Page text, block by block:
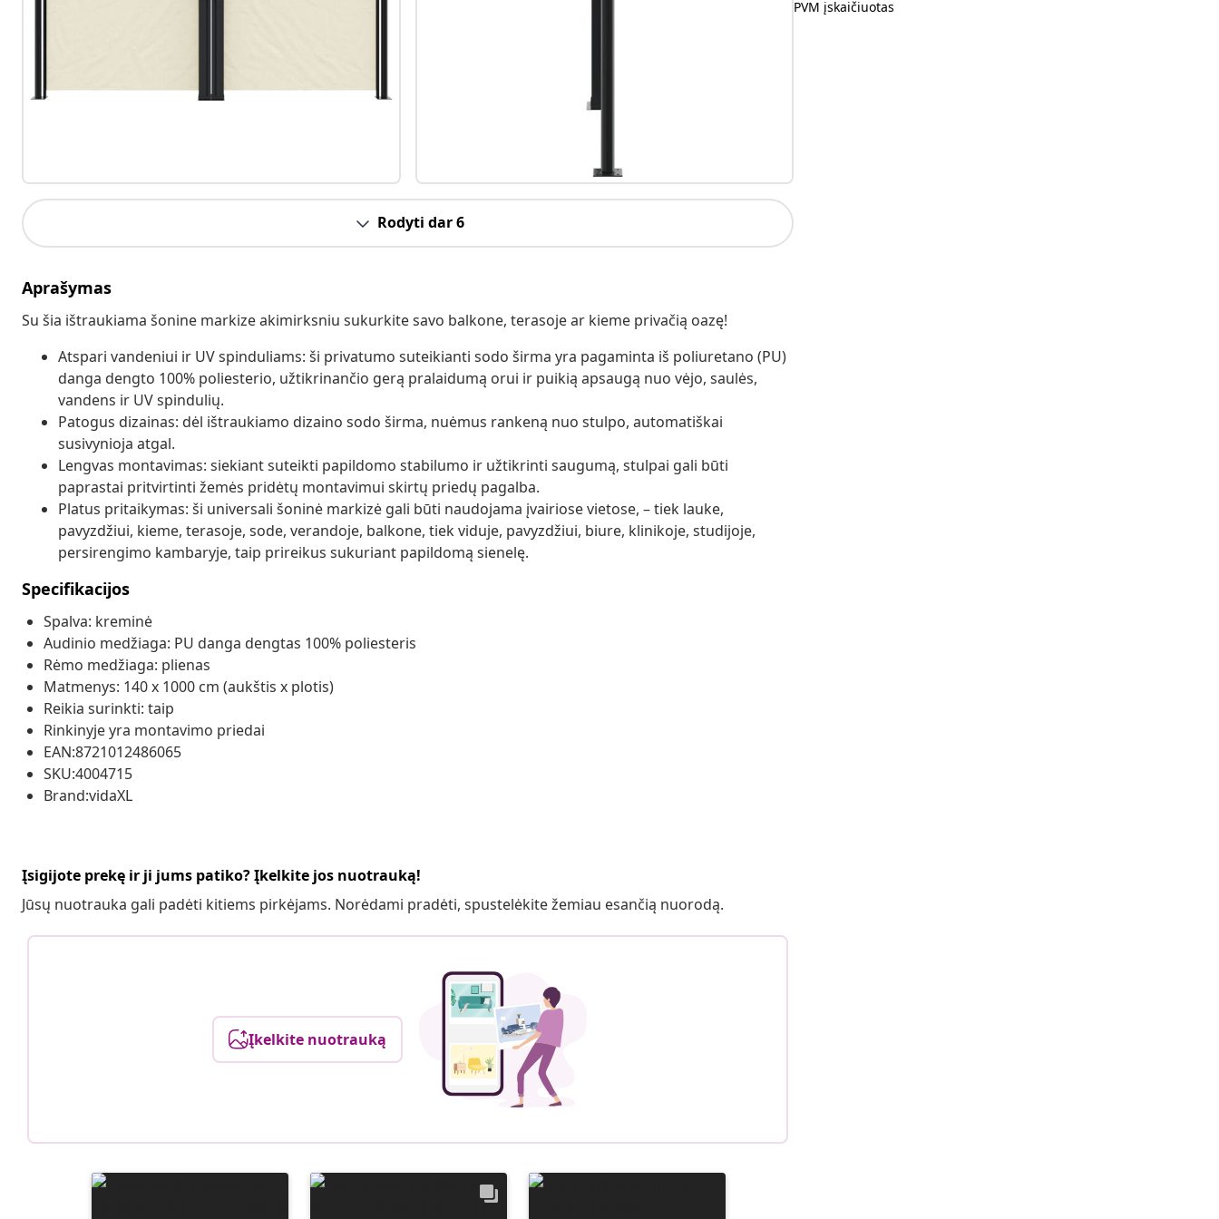
Rodyti dar 6
Aprašymas
Su šia ištraukiama šonine markize akimirksniu sukurkite savo balkone, terasoje ar kieme privačią oazę!
Atspari vandeniui ir UV spinduliams: ši privatumo suteikianti sodo širma yra pagaminta iš poliuretano (PU)
danga dengto 100% poliesterio, užtikrinančio gerą pralaidumą orui ir puikią apsaugą nuo vėjo, saulės,
vandens ir UV spindulių.
Patogus dizainas: dėl ištraukiamo dizaino sodo širma, nuėmus rankeną nuo stulpo, automatiškai
susivynioja atgal.
Lengvas montavimas: siekiant suteikti papildomo stabilumo ir užtikrinti saugumą, stulpai gali būti
paprastai pritvirtinti žemės pridėtų montavimui skirtų priedų pagalba.
Platus pritaikymas: ši universali šoninė markizė gali būti naudojama įvairiose vietose, – tiek lauke,
pavyzdžiui, kieme, terasoje, sode, verandoje, balkone, tiek viduje, pavyzdžiui, biure, klinikoje, studijoje,
persirengimo kambaryje, taip prireikus sukuriant papildomą sienelę.
Specifikacijos
Spalva: kreminė
Audinio medžiaga: PU danga dengtas 100% poliesteris
Rėmo medžiaga: plienas
Matmenys: 140 x 1000 cm (aukštis x plotis)
Reikia surinkti: taip
Rinkinyje yra montavimo priedai
EAN:8721012486065
SKU:4004715
Brand:vidaXL
Įsigijote prekę ir ji jums patiko? Įkelkite jos nuotrauką!
Jūsų nuotrauka gali padėti kitiems pirkėjams. Norėdami pradėti, spustelėkite žemiau esančią nuorodą.
Įkelkite nuotrauką
PVM įskaičiuotas